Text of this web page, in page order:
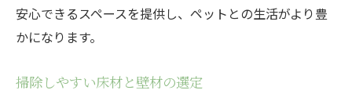
ペットが居心地良く過ごせる工夫
家族全員が快適に暮らせるリフォーム
ペットの健康を守るための配慮
安心できるスペースを提供し、ペットとの生活がより豊
かになります。
掃除しやすい床材と壁材の選定